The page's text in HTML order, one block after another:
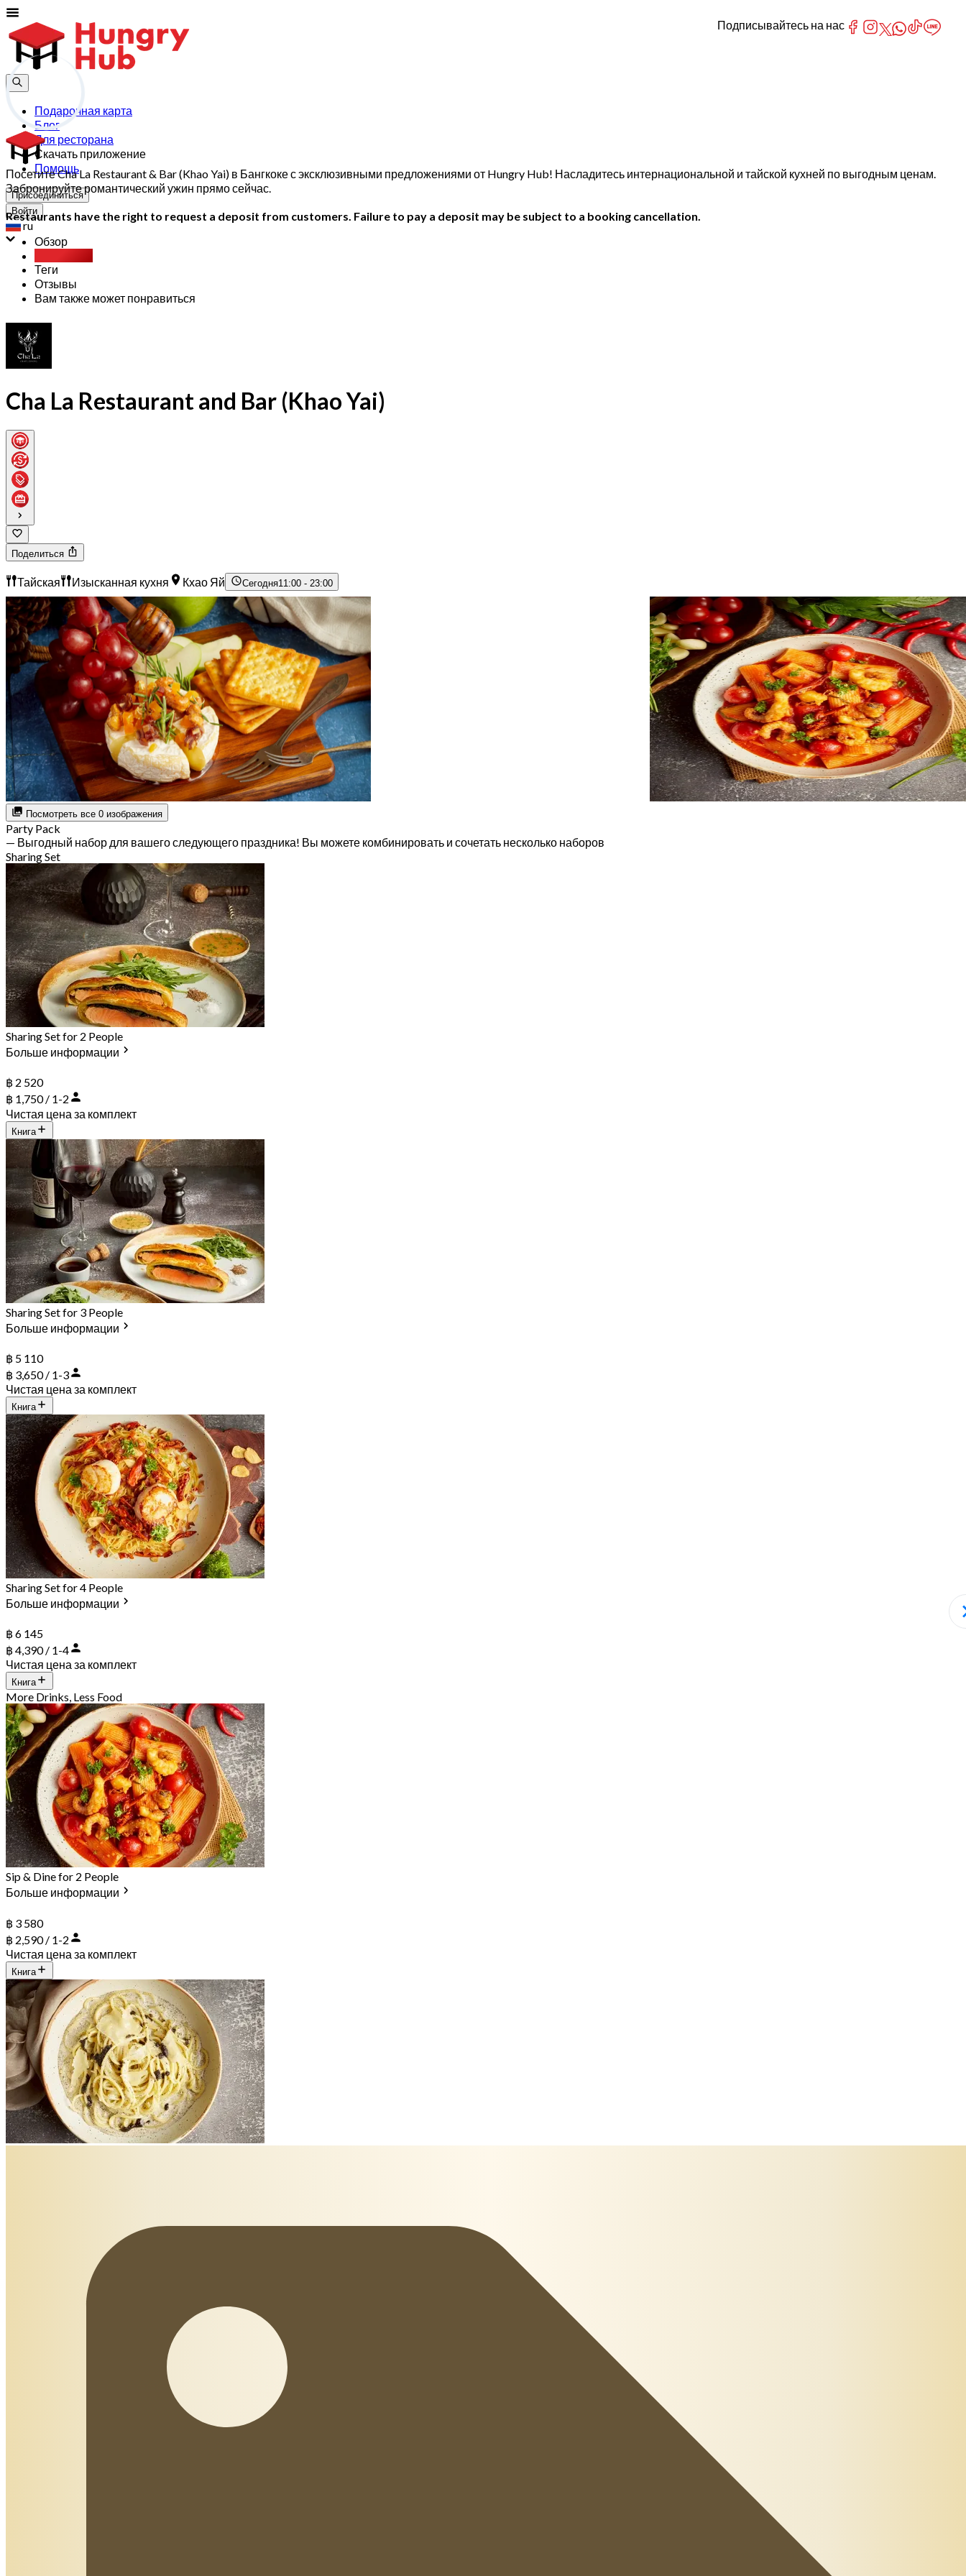
Подарочная карта
Блог
Для ресторана
Скачать приложение
Помощь
Присоединиться
Войти
ru
Посетите Cha La Restaurant & Bar (Khao Yai) в Бангкоке с эксклюзивными предложениями от Hungry Hub! Насладитесь интернациональной и тайской кухней по выгодным ценам.
Забронируйте романтический ужин прямо сейчас.
Restaurants have the right to request a deposit from customers. Failure to pay a deposit may be subject to a booking cancellation.
Обзор
Теги
Отзывы
Вам также может понравиться
Cha La Restaurant and Bar (Khao Yai)
Поделиться
Тайская Изысканная кухня Кхао Яй Сегодня11:00 - 23:00
Посмотреть все 0 изображения
Party Pack
— Выгодный набор для вашего следующего праздника! Вы можете комбинировать и сочетать несколько наборов
Sharing Set
Sharing Set for 2 People
Больше информации
฿ 2 520
฿ 1,750 / 1-2
Чистая цена за комплект
Книга
Sharing Set for 3 People
Больше информации
฿ 5 110
฿ 3,650 / 1-3
Чистая цена за комплект
Книга
Sharing Set for 4 People
Больше информации
฿ 6 145
฿ 4,390 / 1-4
Чистая цена за комплект
Книга
More Drinks, Less Food
Sip & Dine for 2 People
Больше информации
฿ 3 580
฿ 2,590 / 1-2
Чистая цена за комплект
Книга
Подписывайтесь на нас